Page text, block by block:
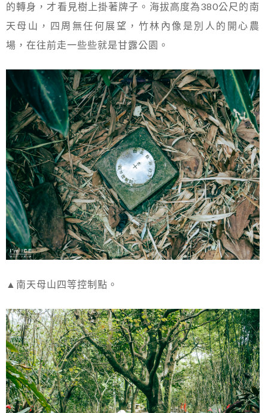
的轉身，才看見樹上掛著牌子。海拔高度為380公尺的南
天母山，四周無任何展望，竹林內像是別人的開心農
場，在往前走一些些就是甘露公園。
▲南天母山四等控制點。